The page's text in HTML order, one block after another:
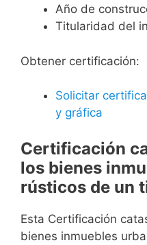
Año de
Titularidad del
Obtener certificación:
Solicitar
y gráfica
Certificación
los bienes
rústicos de un
Esta Certificación
bienes inmuebles